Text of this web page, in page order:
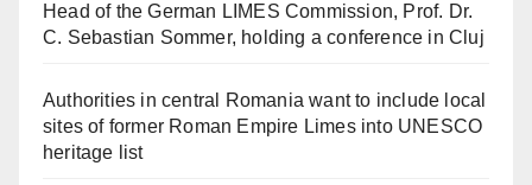
Head of the German LIMES Commission, Prof. Dr.
C. Sebastian Sommer, holding a conference in Cluj
Authorities in central Romania want to include local
sites of former Roman Empire Limes into UNESCO
heritage list